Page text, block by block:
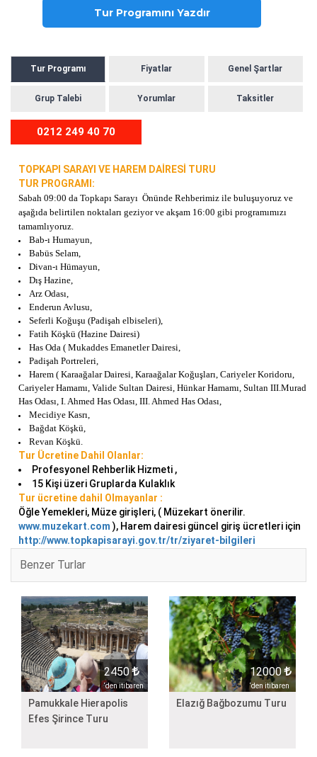
Tur Programını Yazdır
Tur Programı Fiyatlar Genel Şartlar
Grup Talebi Yorumlar Taksitler
0212 249 40 70
TOPKAPI SARAYI VE HAREM DAİRESİ TURU
TUR PROGRAMI:
Sabah 09:00 da Topkapı Sarayı Önünde Rehberimiz ile buluşuyoruz ve
aşağıda belirtilen noktaları geziyor ve akşam 16:00 gibi programımızı
tamamlıyoruz.
Bab-ı Humayun,
Babüs Selam,
Divan-ı Hümayun,
Dış Hazine,
Arz Odası,
Enderun Avlusu,
Seferli Koğuşu (Padişah elbiseleri),
Fatih Köşkü (Hazine Dairesi)
Has Oda ( Mukaddes Emanetler Dairesi,
Padişah Portreleri,
Harem ( Karaağalar Dairesi, Karaağalar Koğuşları, Cariyeler Koridoru,
Cariyeler Hamamı, Valide Sultan Dairesi, Hünkar Hamamı, Sultan III.Murad
Has Odası, I. Ahmed Has Odası, III. Ahmed Has Odası,
Mecidiye Kasrı,
Bağdat Köşkü,
Revan Köşkü.
Tur Ücretine Dahil Olanlar:
Profesyonel Rehberlik Hizmeti ,
15 Kişi üzeri Gruplarda Kulaklık
Tur ücretine dahil Olmayanlar :
Öğle Yemekleri, Müze girişleri, ( Müzekart önerilir.
www.muzekart.com ), Harem dairesi güncel giriş ücretleri için
http://www.topkapisarayi.gov.tr/tr/ziyaret-bilgileri
Benzer Turlar
2450
‘den itibaren
Pamukkale Hierapolis
Efes Şirince Turu
12000
‘den itibaren
Elazığ Bağbozumu Turu